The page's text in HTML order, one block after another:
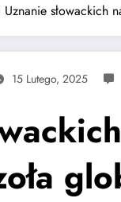
Uznanie słowackich
15 Lutego, 2025